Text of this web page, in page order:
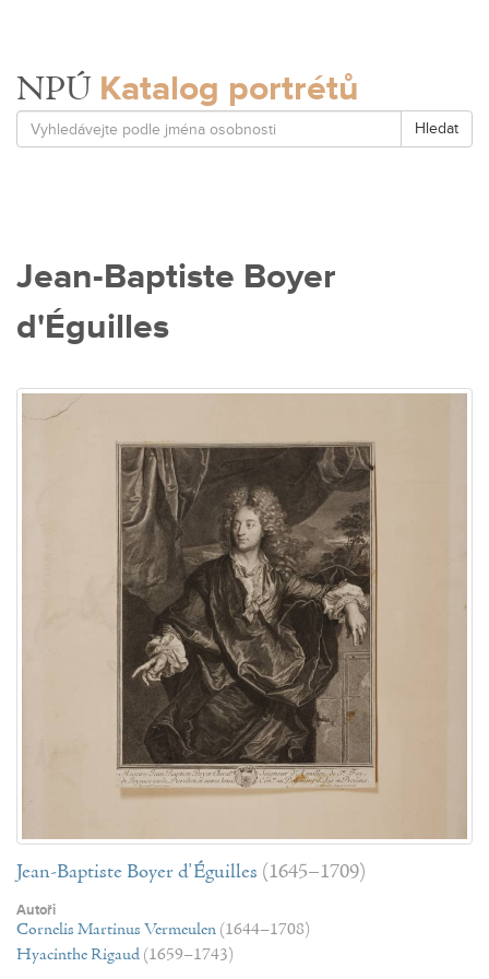
NPÚ Katalog portrétů
Hledat
Jean-Baptiste Boyer
d'Éguilles
Jean-Baptiste Boyer d'Éguilles (1645–1709)
Autoři
Cornelis Martinus Vermeulen (1644–1708)
Hyacinthe Rigaud (1659–1743)